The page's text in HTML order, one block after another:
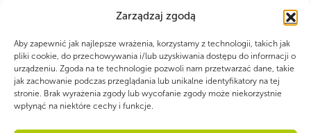
Zarządzaj zgodą
Aby zapewnić jak najlepsze wrażenia, korzystamy z technologii, takich jak
pliki cookie, do przechowywania i/lub uzyskiwania dostępu do informacji o
urządzeniu. Zgoda na te technologie pozwoli nam przetwarzać dane, takie
jak zachowanie podczas przeglądania lub unikalne identyfikatory na tej
stronie. Brak wyrażenia zgody lub wycofanie zgody może niekorzystnie
wpłynąć na niektóre cechy i funkcje.